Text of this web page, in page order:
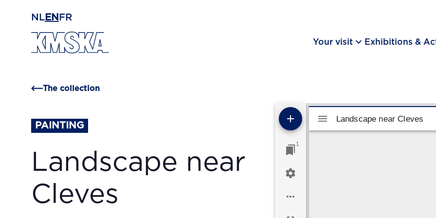
NL EN FR
Your visit keyboard_arrow_down Exhibitions &
The collection
PAINTING
Landscape near
Cleves
1
Mirador viewer
Landscape near Cleves
Landscape near Cleves